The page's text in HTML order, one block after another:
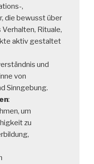
,
die bewusst über
Rituale,
aktiv gestaltet
und
von
Sinngebung.
:
um
zu